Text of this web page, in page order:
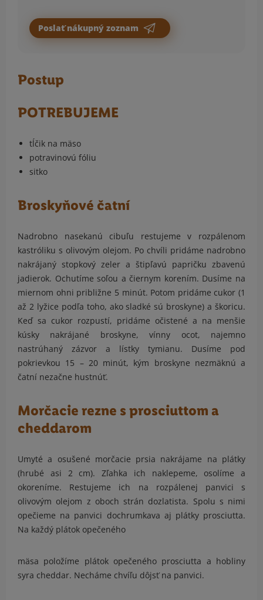
Poslať nákupný zoznam
Postup
POTREBUJEME
tĺčik na mäso
potravinovú fóliu
sitko
Broskyňové čatní
Nadrobno nasekanú cibuľu restujeme v rozpálenom
kastróliku s olivovým olejom. Po chvíli pridáme nadrobno
nakrájaný stopkový zeler a štipľavú papričku zbavenú
jadierok. Ochutíme soľou a čiernym korením. Dusíme na
miernom ohni približne 5 minút. Potom pridáme cukor (1
až 2 lyžice podľa toho, ako sladké sú broskyne) a škoricu.
Keď sa cukor rozpustí, pridáme očistené a na menšie
kúsky nakrájané broskyne, vínny ocot, najemno
nastrúhaný zázvor a lístky tymianu. Dusíme pod
pokrievkou 15 – 20 minút, kým broskyne nezmäknú a
čatní nezačne hustnúť.
Morčacie rezne s prosciuttom a
cheddarom
Umyté a osušené morčacie prsia nakrájame na plátky
(hrubé asi 2 cm). Zľahka ich naklepeme, osolíme a
okoreníme. Restujeme ich na rozpálenej panvici s
olivovým olejom z oboch strán dozlatista. Spolu s nimi
opečieme na panvici dochrumkava aj plátky prosciutta.
Na každý plátok opečeného
mäsa položíme plátok opečeného prosciutta a hobliny
syra cheddar. Necháme chvíľu dôjsť na panvici.